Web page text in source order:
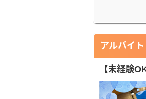
アルバイト
【未経験